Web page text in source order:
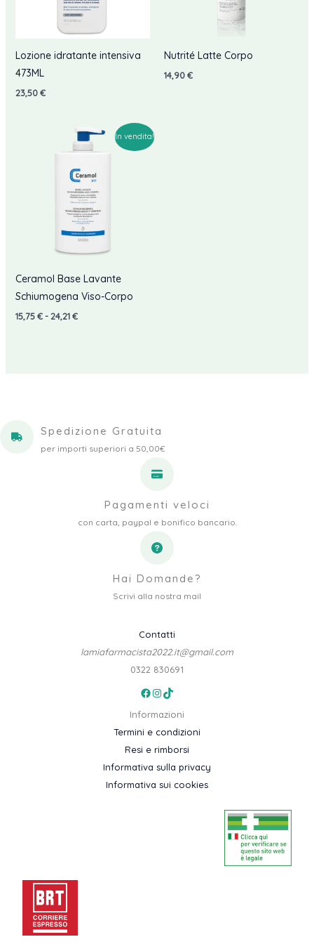
Lozione idratante intensiva
473ML
23,50€
Nutrité Latte Corpo
14,90€
In vendita!
Ceramol Base Lavante
Schiumogena Viso-Corpo
15,75€ - 24,21€Fascia
Spedizione Gratuita
per importi superiori a 50,00€
Pagamenti veloci
con carta, paypal e bonifico bancario.
Hai Domande?
Scrivi alla nostra mail
Contatti
lamiafarmacista2022.it@gmail.com
0322 830691
Facebook
Instagram
TikTok
Informazioni
Termini e condizioni
Resi e rimborsi
Informativa sulla privacy
Informativa sui cookies